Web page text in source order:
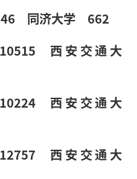
同济大学 662
西安交通大
西安交通大
西安交通大